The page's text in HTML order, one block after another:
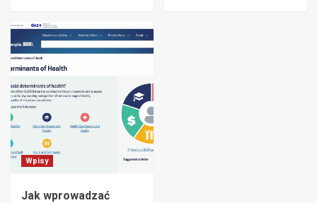
Wpisy
Jak wprowadzać